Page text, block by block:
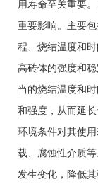
用寿命至关重要
重要影响。主要
程、烧结温度和
高砖体的强度和
当的烧结温度和
和强度，从而延
环境条件对其使
载、腐蚀性介质
发生变化，降低